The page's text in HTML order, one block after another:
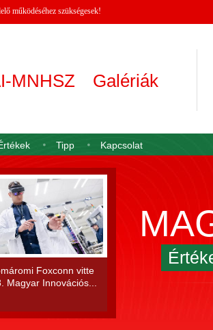
működéséhez szükségesek!
MNHSZ Galériák
Tipp Kapcsolat
Foxconn vitte
Magyar Innovációs...